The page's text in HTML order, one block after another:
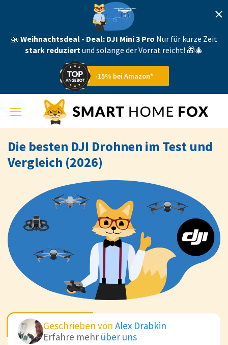
🚁 Weihnachtsdeal - Deal: DJI Mini 3 Pro Nur für kurze Zeit
stark reduziertund solange der Vorrat reicht! 🎁🎄
-15% bei Amazon*
Toggle
navigation
Die besten DJI Drohnen im Test und
Vergleich (2026)
Geschrieben von Alex Drabkin
Erfahre mehr über uns